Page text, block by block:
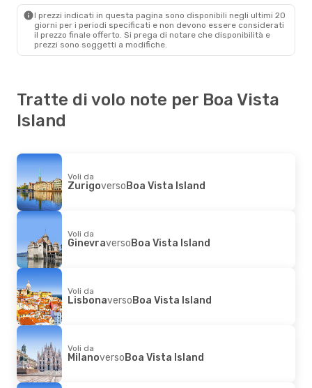
I prezzi indicati in questa pagina sono disponibili negli ultimi 20
giorni per i periodi specificati e non devono essere considerati
il ​​prezzo finale offerto. Si prega di notare che disponibilità e
prezzi sono soggetti a modifiche.
Tratte di volo note per Boa Vista
Island
Voli da
ZurigoversoBoa Vista Island
Voli da
GinevraversoBoa Vista Island
Voli da
LisbonaversoBoa Vista Island
Voli da
MilanoversoBoa Vista Island